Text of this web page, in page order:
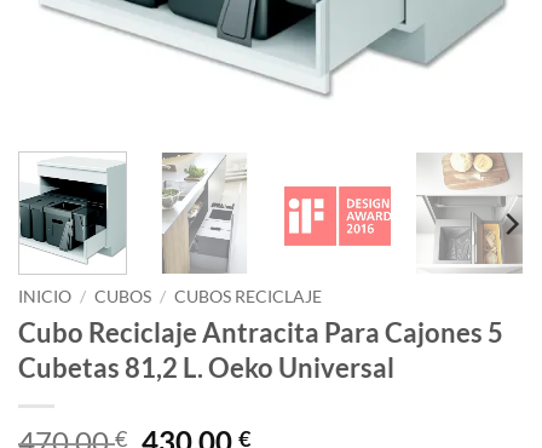
INICIO / CUBOS / CUBOS RECICLAJE
Cubo Reciclaje Antracita Para Cajones 5
Cubetas 81,2 L. Oeko Universal
€ El
€El